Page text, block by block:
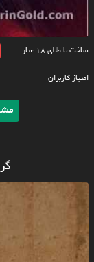
ساخت با طلای ۱۸ عیار
امتیاز کاربران